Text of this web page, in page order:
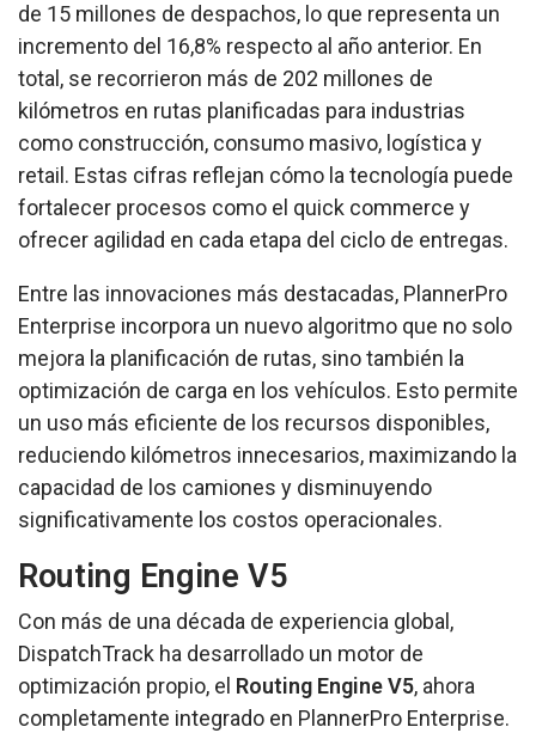
de 15 millones de despachos, lo que representa un
incremento del 16,8% respecto al año anterior. En
total, se recorrieron más de 202 millones de
kilómetros en rutas planificadas para industrias
como construcción, consumo masivo, logística y
retail. Estas cifras reflejan cómo la tecnología puede
fortalecer procesos como el quick commerce y
ofrecer agilidad en cada etapa del ciclo de entregas.
Entre las innovaciones más destacadas, PlannerPro
Enterprise incorpora un nuevo algoritmo que no solo
mejora la planificación de rutas, sino también la
optimización de carga en los vehículos. Esto permite
un uso más eficiente de los recursos disponibles,
reduciendo kilómetros innecesarios, maximizando la
capacidad de los camiones y disminuyendo
significativamente los costos operacionales.
Routing Engine V5
Con más de una década de experiencia global,
DispatchTrack ha desarrollado un motor de
optimización propio, el Routing Engine V5, ahora
completamente integrado en PlannerPro Enterprise.